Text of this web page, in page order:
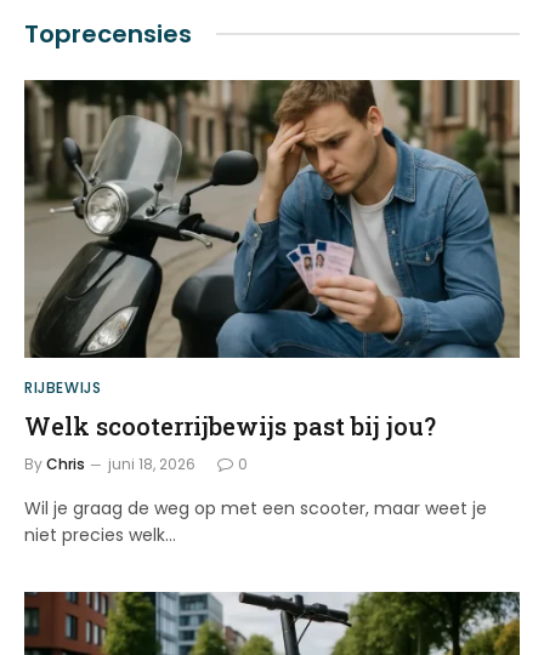
Toprecensies
RIJBEWIJS
Welk scooterrijbewijs past bij jou?
ByChris juni 18, 2026 0
Wil je graag de weg op met een scooter, maar weet je
niet precies welk…